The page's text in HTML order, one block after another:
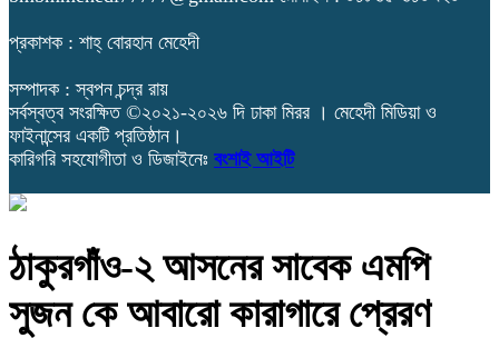
প্রকাশক : শাহ্ বোরহান মেহেদী
সম্পাদক : স্বপন চন্দ্র রায়
সর্বস্বত্ব সংরক্ষিত ©২০২১-২০২৬ দি ঢাকা মিরর । মেহেদী মিডিয়া ও
ফাইনান্সের একটি প্রতিষ্ঠান।
কারিগরি সহযোগীতা ও ডিজাইনেঃ বংশাই আইটি
ঠাকুরগাঁও-২ আসনের সাবেক এমপি
সুজন কে আবারো কারাগারে প্রেরণ